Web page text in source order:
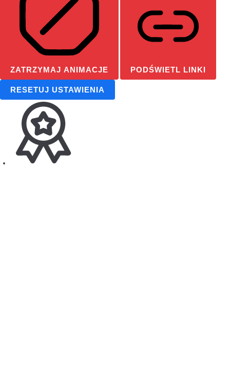
ZATRZYMAJ ANIMACJE PODŚWIETL LINKI
RESETUJ USTAWIENIA